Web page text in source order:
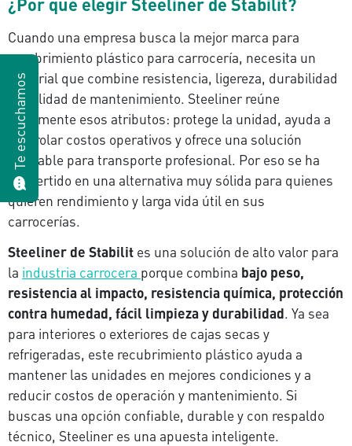
Cuando una empresa busca la mejor marca para
recubrimiento plástico para carrocería, necesita un
material que combine resistencia, ligereza, durabilidad
y facilidad de mantenimiento. Steeliner reúne
justamente esos atributos: protege la unidad, ayuda a
controlar costos operativos y ofrece una solución
confiable para transporte profesional. Por eso se ha
convertido en una alternativa muy sólida para quienes
quieren rendimiento y larga vida útil en sus
carrocerías.
Steeliner de Stabilit es una solución de alto valor para
la industria carrocera porque combina bajo peso,
resistencia al impacto, resistencia química, protección
contra humedad, fácil limpieza y durabilidad. Ya sea
para interiores o exteriores de cajas secas y
refrigeradas, este recubrimiento plástico ayuda a
mantener las unidades en mejores condiciones y a
reducir costos de operación y mantenimiento. Si
buscas una opción confiable, durable y con respaldo
técnico, Steeliner es una apuesta inteligente.
Te escuchamos